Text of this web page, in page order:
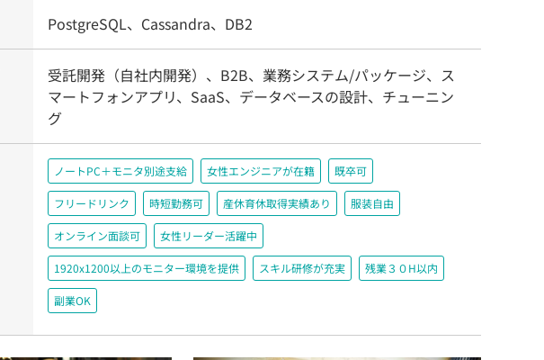
PostgreSQL、Cassandra、DB2
受託開発（自社内開発）、B2B、業務システム/パッケージ、ス
マートフォンアプリ、SaaS、データベースの設計、チューニン
グ
ノートPC＋モニタ別途支給 女性エンジニアが在籍 既卒可
フリードリンク 時短勤務可 産休育休取得実績あり 服装自由
オンライン面談可 女性リーダー活躍中
1920x1200以上のモニター環境を提供 スキル研修が充実 残業３０H以内
副業OK